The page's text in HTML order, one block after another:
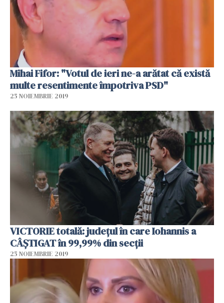
Mihai Fifor: "Votul de ieri ne-a arătat că există
multe resentimente împotriva PSD"
25 NOIEMBRIE 2019
VICTORIE totală: județul în care Iohannis a
CÂȘTIGAT în 99,99% din secții
25 NOIEMBRIE 2019